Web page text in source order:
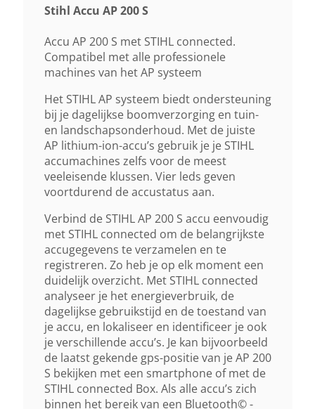
Stihl Accu AP 200 S
Accu AP 200 S met STIHL connected.
Compatibel met alle professionele
machines van het AP systeem
Het STIHL AP systeem biedt ondersteuning
bij je dagelijkse boomverzorging en tuin-
en landschapsonderhoud. Met de juiste
AP lithium-ion-accu’s gebruik je je STIHL
accumachines zelfs voor de meest
veeleisende klussen. Vier leds geven
voortdurend de accustatus aan.
Verbind de STIHL AP 200 S accu eenvoudig
met STIHL connected om de belangrijkste
accugegevens te verzamelen en te
registreren. Zo heb je op elk moment een
duidelijk overzicht. Met STIHL connected
analyseer je het energieverbruik, de
dagelijkse gebruikstijd en de toestand van
je accu, en lokaliseer en identificeer je ook
je verschillende accu’s. Je kan bijvoorbeeld
de laatst gekende gps-positie van je AP 200
S bekijken met een smartphone of met de
STIHL connected Box. Als alle accu’s zich
binnen het bereik van een Bluetooth© -
Nominale Cap Cel Volgens Opgave(
Fabrikant)
2.60 AH
Aantal Leds
Accucel Technologie
Lithium-Ion
Gewicht (droog)
1.3 Kg
Lengte X Breedte X Hoogte
70 Mm X 116 Mm X 164 Mm